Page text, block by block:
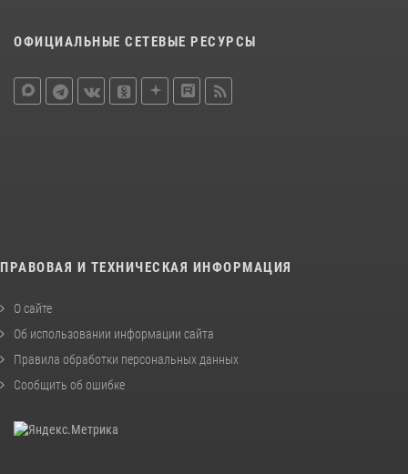
ОФИЦИАЛЬНЫЕ СЕТЕВЫЕ РЕСУРСЫ
ПРАВОВАЯ И ТЕХНИЧЕСКАЯ ИНФОРМАЦИЯ
О сайте
Об использовании информации сайта
Правила обработки персональных данных
Сообщить об ошибке